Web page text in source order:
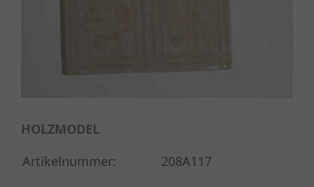
HOLZMODEL
Artikelnummer:
208A117